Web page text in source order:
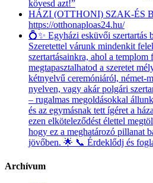
kövesd azt!”
HÁZI (OTTHONI) SZAK-ÉS
https://otthonaploas24.hu/
💍✨ Egyházi esküvői szertartás
Szeretettel várunk mindenkit
szertartásainkra, ahol a
megtapasztalhatod a szeretet
kétnyelvű ceremóniáról, német-
nyelven, vagy akár polgári
– rugalmas megoldásokkal
és az egymásnak tett ígéret a
ezen elköteleződést élettel
hogy ez a meghatározó pillanat
jövőben. 🌟 📞 Érdeklődj és
Archívum